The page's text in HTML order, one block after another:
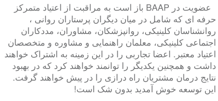
عضویت در BAAP باز است به مراقبت از اعتیاد متمرکز
حرفه ای که شامل در میان دیگران پرستاران روانی ،
روانشناسان کلینیکی، روانپزشکان، مشاوران، مددکاران
اجتماعی کلینیکی، معلمان راهنمایی و مشاوره و متخصصان
اعتیاد معتبر. اعضا تجاربی را در این زمینه به اشتراک خواهند
داشت و همچنین یکدیگر را توانمند خواهند کرد که در بهبود
نتایج درمان مشتریان راه درازی را در پیش خواهند گرفت.
این توسعه خوش آمدید بدون شک است!